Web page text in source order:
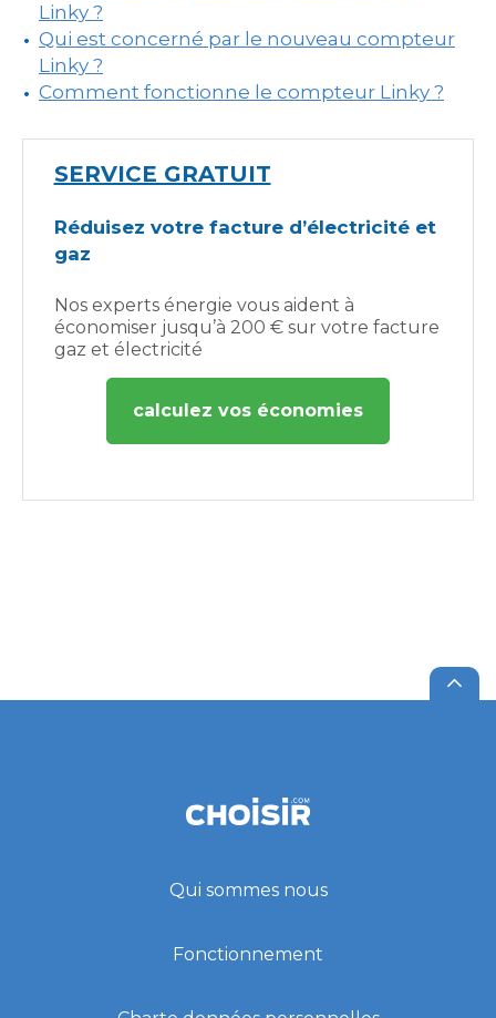
Linky ?
Qui est concerné par le nouveau compteur
Linky ?
Comment fonctionne le compteur Linky ?
SERVICE GRATUIT
Réduisez votre facture d’électricité et
gaz
Nos experts énergie vous aident à
économiser jusqu’à 200 € sur votre facture
gaz et électricité
calculez vos économies
Qui sommes nous
Fonctionnement